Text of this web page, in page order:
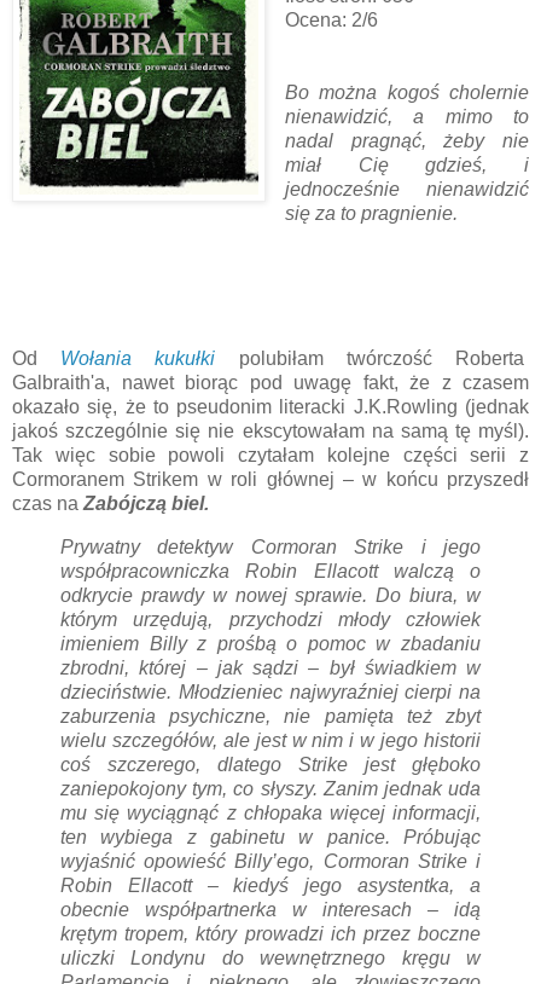
Ocena: 2/6
Bo można kogoś cholernie
nienawidzić, a mimo to
nadal pragnąć, żeby nie
miał Cię gdzieś, i
jednocześnie nienawidzić
się za to pragnienie.
Od Wołania kukułki polubiłam twórczość Roberta
Galbraith'a, nawet biorąc pod uwagę fakt, że z czasem
okazało się, że to pseudonim literacki J.K.Rowling (jednak
jakoś szczególnie się nie ekscytowałam na samą tę myśl).
Tak więc sobie powoli czytałam kolejne części serii z
Cormoranem Strikem w roli głównej – w końcu przyszedł
czas na Zabójczą biel.
Prywatny detektyw Cormoran Strike i jego
współpracowniczka Robin Ellacott walczą o
odkrycie prawdy w nowej sprawie. Do biura, w
którym urzędują, przychodzi młody człowiek
imieniem Billy z prośbą o pomoc w zbadaniu
zbrodni, której – jak sądzi – był świadkiem w
dzieciństwie. Młodzieniec najwyraźniej cierpi na
zaburzenia psychiczne, nie pamięta też zbyt
wielu szczegółów, ale jest w nim i w jego historii
coś szczerego, dlatego Strike jest głęboko
zaniepokojony tym, co słyszy. Zanim jednak uda
mu się wyciągnąć z chłopaka więcej informacji,
ten wybiega z gabinetu w panice. Próbując
wyjaśnić opowieść Billy’ego, Cormoran Strike i
Robin Ellacott – kiedyś jego asystentka, a
obecnie współpartnerka w interesach – idą
krętym tropem, który prowadzi ich przez boczne
uliczki Londynu do wewnętrznego kręgu w